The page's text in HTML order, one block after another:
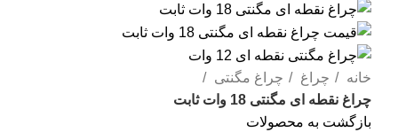
خانه چراغ
چراغ مگنتی
چراغ نقطه ای مگنتی 18 وات ثابت
بازگشت به محصولات